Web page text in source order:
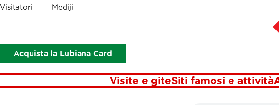
Visitatori Mediji
Acquista la Lubiana Card
Visite e giteSiti famosi e attività
Briciole
MERCATINO «I